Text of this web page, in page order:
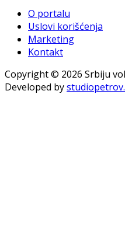
O portalu
Uslovi korišćenja
Marketing
Kontakt
Copyright © 2026 Srbiju
Developed by